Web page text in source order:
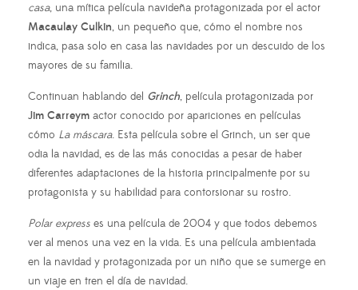
casa, una mítica película navideña protagonizada por el actor
Macaulay Culkin, un pequeño que, cómo el nombre nos
indica, pasa solo en casa las navidades por un descuido de los
mayores de su familia.
Continuan hablando del Grinch, película protagonizada por
Jim Carreym actor conocido por apariciones en películas
cómo La máscara. Esta película sobre el Grinch, un ser que
odia la navidad, es de las más conocidas a pesar de haber
diferentes adaptaciones de la historia principalmente por su
protagonista y su habilidad para contorsionar su rostro.
Polar express es una película de 2004 y que todos debemos
ver al menos una vez en la vida. Es una película ambientada
en la navidad y protagonizada por un niño que se sumerge en
un viaje en tren el día de navidad.